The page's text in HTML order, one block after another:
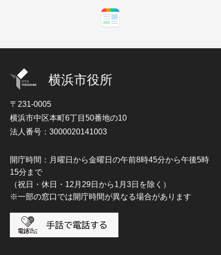
横浜市役所
〒231-0005
横浜市中区本町6丁目50番地の10
法人番号：3000020141003
開庁時間：月曜日から金曜日の午前8時45分から午後5時
15分まで
（祝日・休日・12月29日から1月3日を除く）
※一部の窓口では開庁時間が異なる場合があります